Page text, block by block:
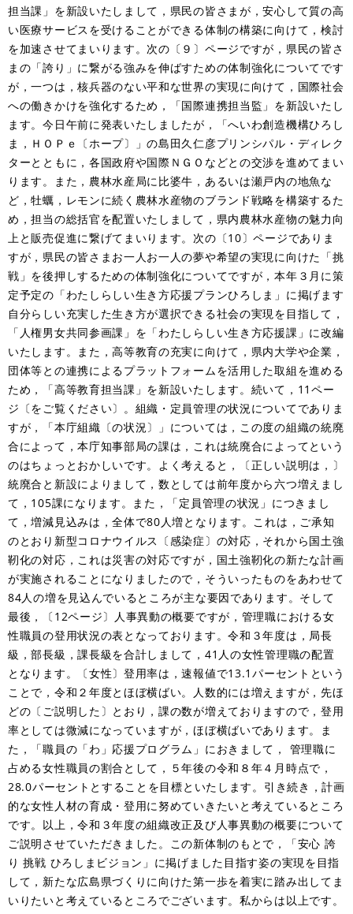
担当課」を新設いたしまして，県民の皆さまが，安心して質の高
い医療サービスを受けることができる体制の構築に向けて，検討
を加速させてまいります。次の〔９〕ページですが，県民の皆さ
まの「誇り」に繋がる強みを伸ばすための体制強化についてです
が，一つは，核兵器のない平和な世界の実現に向けて，国際社会
への働きかけを強化するため，「国際連携担当監」を新設いたし
ます。今日午前に発表いたしましたが，「へいわ創造機構ひろし
ま，ＨＯＰｅ〔ホープ〕」の島田久仁彦プリンシパル・ディレク
ターとともに，各国政府や国際ＮＧＯなどとの交渉を進めてまい
ります。また，農林水産局に比婆牛，あるいは瀬戸内の地魚な
ど，牡蠣，レモンに続く農林水産物のブランド戦略を構築するた
め，担当の総括官を配置いたしまして，県内農林水産物の魅力向
上と販売促進に繋げてまいります。次の〔10〕ページでありま
すが，県民の皆さまお一人お一人の夢や希望の実現に向けた「挑
戦」を後押しするための体制強化についてですが，本年３月に策
定予定の「わたしらしい生き方応援プランひろしま」に掲げます
自分らしい充実した生き方が選択できる社会の実現を目指して，
「人権男女共同参画課」を「わたしらしい生き方応援課」に改編
いたします。また，高等教育の充実に向けて，県内大学や企業，
団体等との連携によるプラットフォームを活用した取組を進める
ため，「高等教育担当課」を新設いたします。続いて，11ペー
ジ〔をご覧ください〕。組織・定員管理の状況についてでありま
すが，「本庁組織〔の状況〕」については，この度の組織の統廃
合によって，本庁知事部局の課は，これは統廃合によってという
のはちょっとおかしいです。よく考えると，〔正しい説明は，〕
統廃合と新設によりまして，数としては前年度から六つ増えまし
て，105課になります。また，「定員管理の状況」につきまし
て，増減見込みは，全体で80人増となります。これは，ご承知
のとおり新型コロナウイルス〔感染症〕の対応，それから国土強
靭化の対応，これは災害の対応ですが，国土強靭化の新たな計画
が実施されることになりましたので，そういったものをあわせて
84人の増を見込んでいるところが主な要因であります。そして
最後，〔12ページ〕人事異動の概要ですが，管理職における女
性職員の登用状況の表となっております。令和３年度は，局長
級，部長級，課長級を合計しまして，41人の女性管理職の配置
となります。〔女性〕登用率は，速報値で13.1パーセントという
ことで，令和２年度とほぼ横ばい。人数的には増えますが，先ほ
どの〔ご説明した〕とおり，課の数が増えておりますので，登用
率としては微減になっていますが，ほぼ横ばいであります。ま
た，「職員の「わ」応援プログラム」におきまして， 管理職に
占める女性職員の割合として，５年後の令和８年４月時点で，
28.0パーセントとすることを目標といたします。引き続き，計画
的な女性人材の育成・登用に努めていきたいと考えているところ
です。以上，令和３年度の組織改正及び人事異動の概要について
ご説明させていただきました。この新体制のもとで，「安心 誇
り 挑戦 ひろしまビジョン」に掲げました目指す姿の実現を目指
して，新たな広島県づくりに向けた第一歩を着実に踏み出してま
いりたいと考えているところでございます。私からは以上です。